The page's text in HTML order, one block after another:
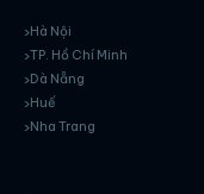
Hà Nội
TP. Hồ Chí Minh
Dà Nẵng
Huế
Nha Trang